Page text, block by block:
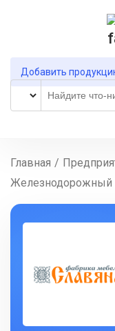
Добавить
Главная /
Железнодорожный